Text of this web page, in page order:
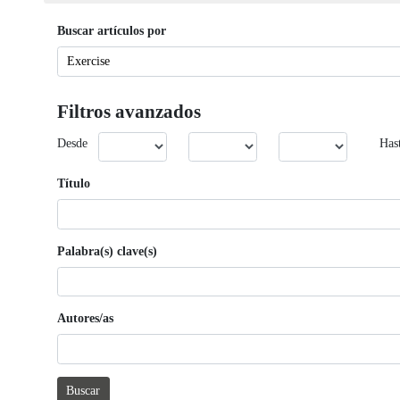
Buscar artículos por
Filtros avanzados
Desde
Título
Palabra(s) clave(s)
Autores/as
Buscar